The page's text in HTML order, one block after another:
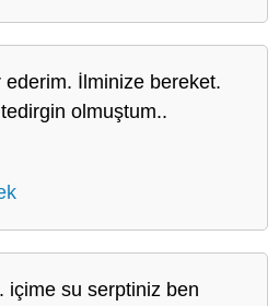
İlminize bereket.
olmuştum..
içime su serptiniz ben